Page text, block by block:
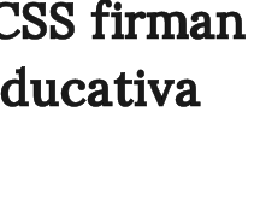
firman